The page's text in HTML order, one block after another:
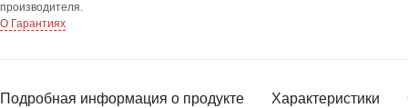
производителя.
О Гарантиях
Подробная информация о продукте Характеристики